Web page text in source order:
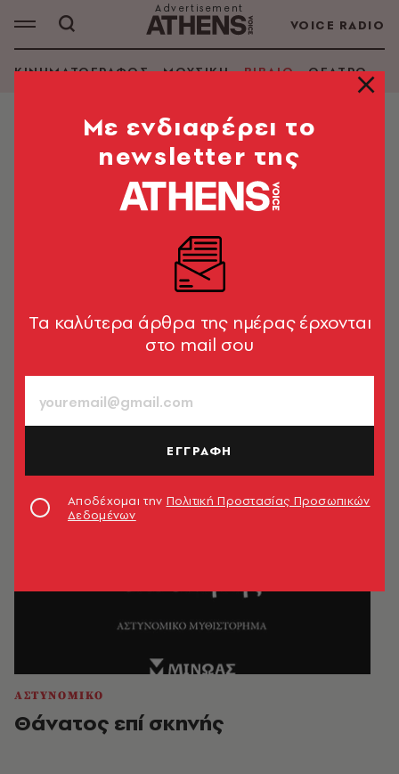
VOICE RADIO
ΚΙΝΗΜΑΤΟΓΡΑΦΟΣ ΜΟΥΣΙΚΗ ΒΙΒΛΙΟ ΘΕΑΤΡΟ -
ΑΣΤΥΝΟΜΙΚΟ
Θάνατος επί σκηνής
Mε ενδιαφέρει το
newsletter της
Tα καλύτερα άρθρα της ημέρας έρχονται
στο mail σου
ΕΓΓΡΑΦΗ
Αποδέχομαι την Πολιτική Προστασίας Προσωπικών
Δεδομένων